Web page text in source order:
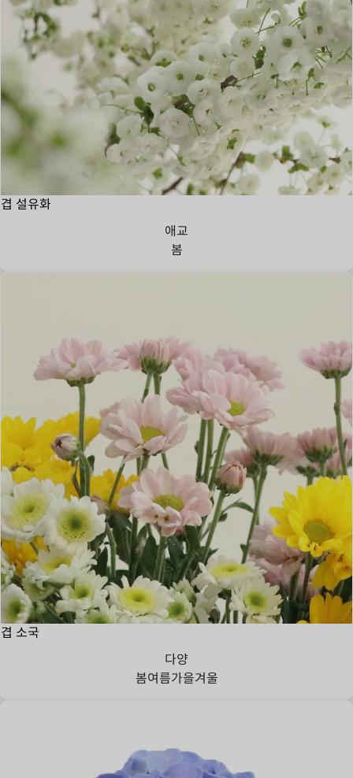
겹 설유화
애교
봄
겹 소국
다양
봄여름가을겨울